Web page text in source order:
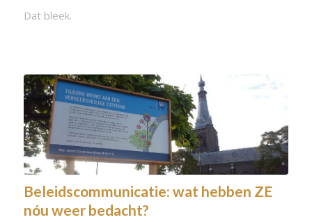
Dat bleek.
Beleidscommunicatie: wat hebben ZE
nóu weer bedacht?